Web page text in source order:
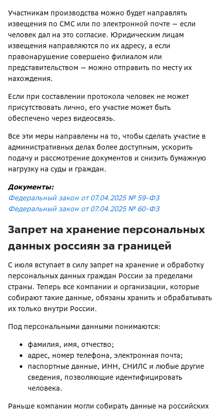
Участникам производства можно будет направлять
извещения по СМС или по электронной почте — если
человек дал на это согласие. Юридическим лицам
извещения направляются по их адресу, а если
правонарушение совершено филиалом или
представительством — можно отправить по месту их
нахождения.
Если при составлении протокола человек не может
присутствовать лично, его участие может быть
обеспечено через видеосвязь.
Все эти меры направлены на то, чтобы сделать участие в
административных делах более доступным, ускорить
подачу и рассмотрение документов и снизить бумажную
нагрузку на суды и граждан.
Документы:
Федеральный закон от 07.04.2025 № 59-ФЗ
Федеральный закон от 07.04.2025 № 60-ФЗ
Запрет на хранение персональных
данных россиян за границей
С июля вступает в силу запрет на хранение и обработку
персональных данных граждан России за пределами
страны. Теперь все компании и организации, которые
собирают такие данные, обязаны хранить и обрабатывать
их только внутри России.
Под персональными данными понимаются:
фамилия, имя, отчество;
адрес, номер телефона, электронная почта;
паспортные данные, ИНН, СНИЛС и любые другие
сведения, позволяющие идентифицировать
человека.
Раньше компании могли собирать данные на российских